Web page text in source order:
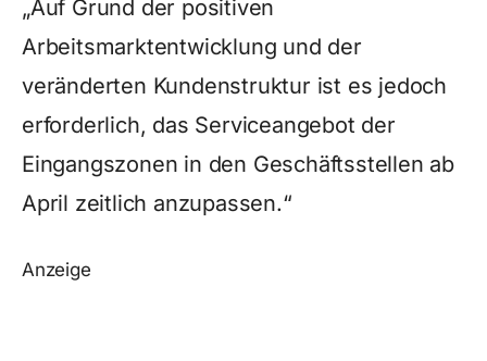
„Auf Grund der positiven
Arbeitsmarktentwicklung und der
veränderten Kundenstruktur ist es jedoch
erforderlich, das Serviceangebot der
Eingangszonen in den Geschäftsstellen ab
April zeitlich anzupassen.“
Anzeige